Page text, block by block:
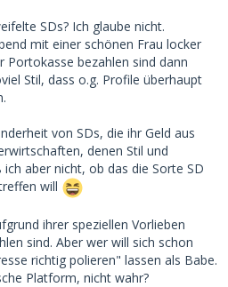
SDs? Ich glaube nicht.
mit einer schönen Frau locker
Portokasse bezahlen sind dann
Stil, dass o.g. Profile überhaupt
von SDs, die ihr Geld aus
denen Stil und
aber nicht, ob das die Sorte SD
will
ihrer speziellen Vorlieben
sind. Aber wer will sich schon
richtig polieren" lassen als Babe.
Platform, nicht wahr?